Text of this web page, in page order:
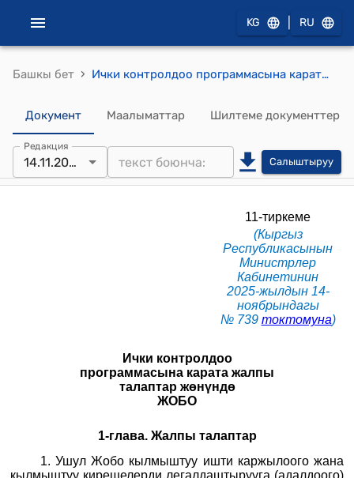
KG RU
Башкы бет › Ички контролдоо программасына карата жалпы талаптар жөнүндө Жобо (КР Министрлер Кабинетинин 2025-жылдын 14-ноябрындагы N 739 токтомуна 11-тиркеме)
Документ Маалыматтар Шилтеме документтер
Редакция
14.11.2025 Салыштыруу